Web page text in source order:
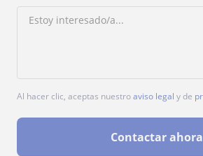
Al hacer clic, aceptas nuestroaviso legal y de
Contactar ahora